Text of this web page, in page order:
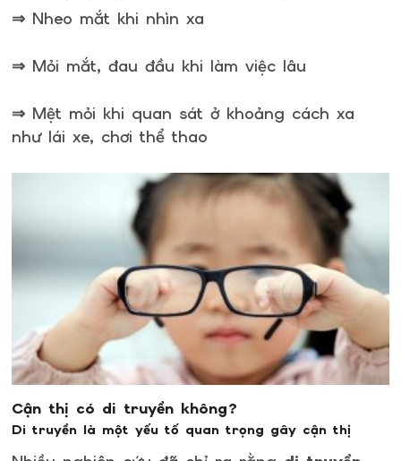
⇒ Nheo mắt khi nhìn xa
⇒ Mỏi mắt, đau đầu khi làm việc lâu
⇒ Mệt mỏi khi quan sát ở khoảng cách xa
như lái xe, chơi thể thao
Cận thị có di truyền không?
Di truyền là một yếu tố quan trọng gây cận thị